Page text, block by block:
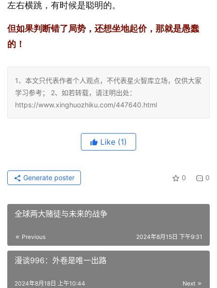
左右横跳，有时候是聪明的。
但如果判断错了局势，还想坐地起价，那就是愚蠢
的！
1、本文只代表作者个人观点，不代表星火智库立场，仅供大家
学习参考； 2、如若转载，请注明出处：
https://www.xinghuozhiku.com/447640.html
Like (1)
0 0
Generate poster
全球两大赌徒与未来的战争
Previous 2024年8月15日 下午9:31
漫谈996：外卷是唯一出路
Next
2024年8月18日 上午10:44